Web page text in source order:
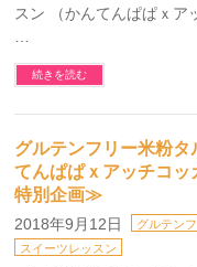
スン （かんてんぱぱｘア
続きを読む
グルテンフリー米粉
てんぱぱｘアッチコ
特別企画≫
2018年9月12日 グルテン
スイーツレッスン